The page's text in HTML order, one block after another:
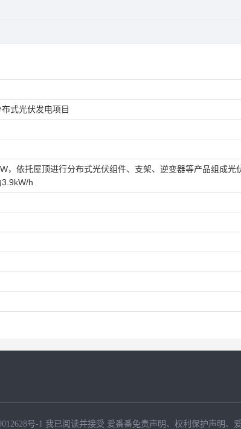
式光伏发电项目
，依托屋顶进行分布式光伏组件、支架、逆变器等产品组成光
3.9kW/h
号-1 我已阅读并接受 爱番番免责声明 、 权利保护声明 、